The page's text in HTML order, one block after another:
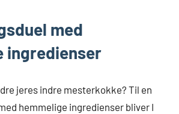
med
ingredienser
jeres indre mesterkokke? Til en
hemmelige ingredienser bliver I